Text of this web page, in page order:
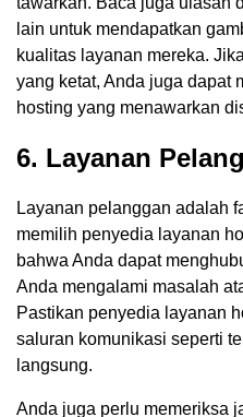
lain untuk mendapatkan
kualitas layanan mereka.
yang ketat, Anda juga dapat
hosting yang menawarkan
6. Layanan
Layanan pelanggan adalah
memilih penyedia layanan
bahwa Anda dapat
Anda mengalami masalah
Pastikan penyedia layanan
saluran komunikasi seperti
langsung.
Anda juga perlu memeriksa